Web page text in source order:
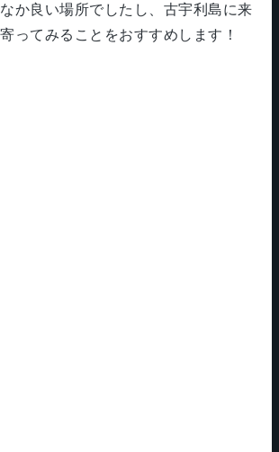
か良い場所でしたし、古宇利島に来
ってみることをおすすめします！